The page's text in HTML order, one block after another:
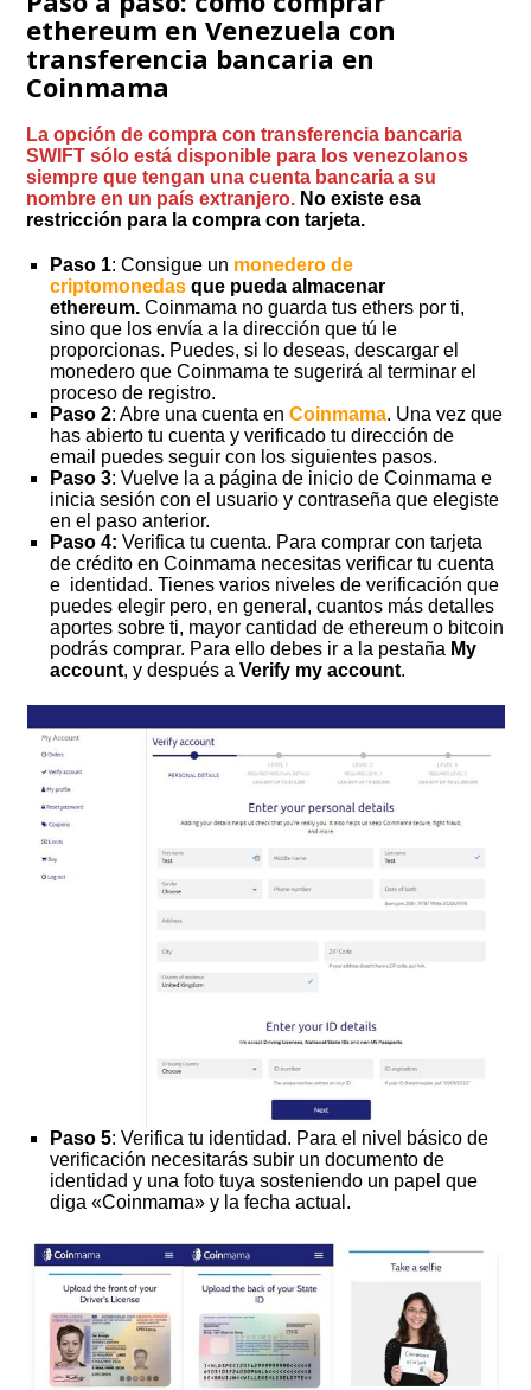
ethereum en Venezuela con
transferencia bancaria en
Coinmama
La opción de compra con transferencia bancaria
SWIFT sólo está disponible para los venezolanos
siempre que tengan una cuenta bancaria a su
nombre en un país extranjero. No existe esa
restricción para la compra con tarjeta.
Paso 1: Consigue un monedero de
criptomonedas que pueda almacenar
ethereum. Coinmama no guarda tus ethers por ti,
sino que los envía a la dirección que tú le
proporcionas. Puedes, si lo deseas, descargar el
monedero que Coinmama te sugerirá al terminar el
proceso de registro.
Paso 2: Abre una cuenta enCoinmama. Una vez que
has abierto tu cuenta y verificado tu dirección de
email puedes seguir con los siguientes pasos.
Paso 3: Vuelve la a página de inicio de Coinmama e
inicia sesión con el usuario y contraseña que elegiste
en el paso anterior.
Paso 4: Verifica tu cuenta. Para comprar con tarjeta
de crédito en Coinmama necesitas verificar tu cuenta
e identidad. Tienes varios niveles de verificación que
puedes elegir pero, en general, cuantos más detalles
aportes sobre ti, mayor cantidad de ethereum o bitcoin
podrás comprar. Para ello debes ir a la pestaña My
account, y después aVerify my account.
Paso 5: Verifica tu identidad. Para el nivel básico de
verificación necesitarás subir un documento de
identidad y una foto tuya sosteniendo un papel que
diga «Coinmama» y la fecha actual.